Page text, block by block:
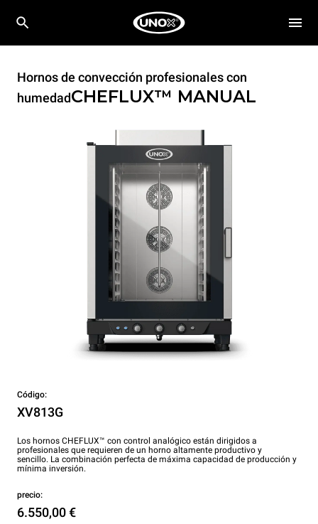
Hornos de convección profesionales con
humedadCHEFLUX™ MANUAL
Código:
XV813G
Los hornos CHEFLUX™ con control analógico están dirigidos a
profesionales que requieren de un horno altamente productivo y
sencillo. La combinación perfecta de máxima capacidad de producción y
mínima inversión.
precio:
6.550,00 €